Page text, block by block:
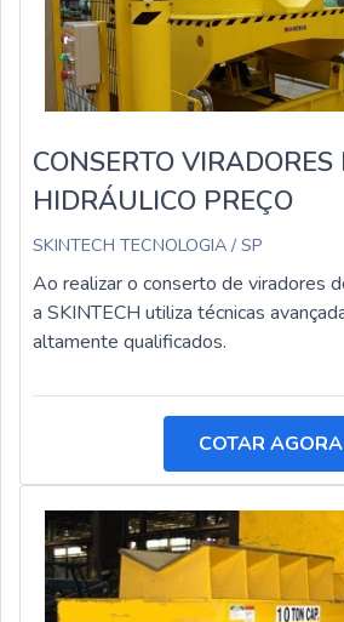
CONSERTO
HIDRÁULICO PREÇO
SKINTECH TECNOLOGIA / SP
Ao realizar o conserto de viradores
a SKINTECH utiliza técnicas
altamente qualificados.
COTAR AGORA